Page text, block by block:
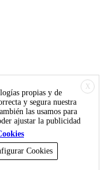
X
propias y de
y segura nuestra
las usamos para
ajustar la publicidad
Cookies